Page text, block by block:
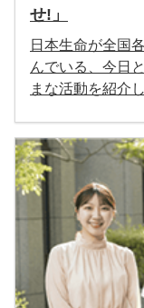
せ!」
日本生命が全国
んでいる、今日
まな活動を紹介